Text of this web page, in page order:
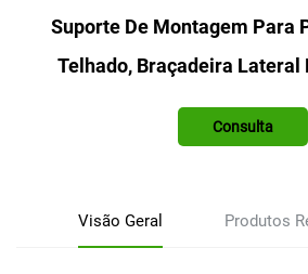
Suporte De Montagem Para
Telhado, Braçadeira Lateral
Consulta
Visão Geral Produtos